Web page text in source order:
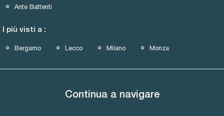
Ante Battenti
I più visti a :
Bergamo Lecco Milano Monza
Continua a navigare